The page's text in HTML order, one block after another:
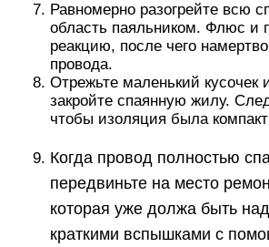
Равномерно разогрейте всю
область паяльником. Флюс и
реакцию, после чего
провода.
Отрежьте маленький кусочек
закройте спаянную жилу.
чтобы изоляция была
Когда провод полностью
передвиньте на место
которая уже должа быть
краткими вспышками с